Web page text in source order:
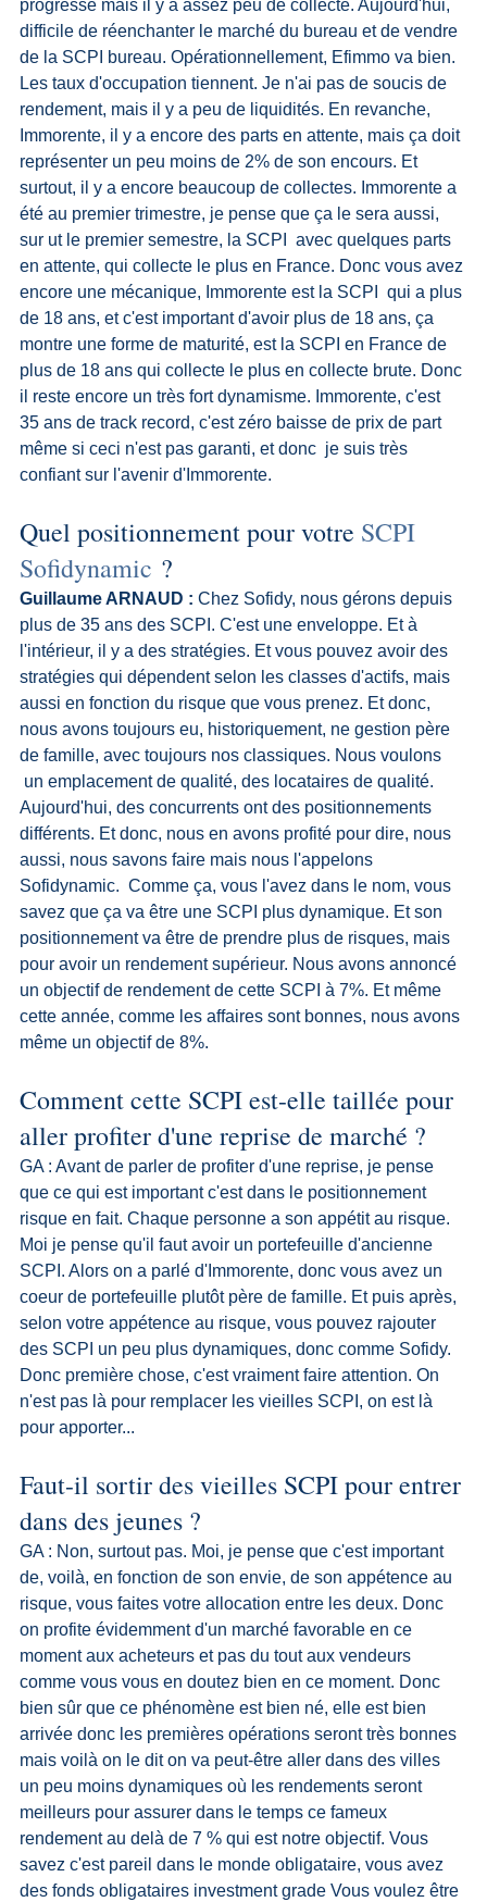
progressé mais il y a assez peu de collecte. Aujourd'hui,
difficile de réenchanter le marché du bureau et de vendre
de la SCPI bureau. Opérationnellement, Efimmo va bien.
Les taux d'occupation tiennent. Je n'ai pas de soucis de
rendement, mais il y a peu de liquidités. En revanche,
Immorente, il y a encore des parts en attente, mais ça doit
représenter un peu moins de 2% de son encours. Et
surtout, il y a encore beaucoup de collectes. Immorente a
été au premier trimestre, je pense que ça le sera aussi,
sur ut le premier semestre, la SCPI  avec quelques parts
en attente, qui collecte le plus en France. Donc vous avez
encore une mécanique, Immorente est la SCPI  qui a plus
de 18 ans, et c'est important d'avoir plus de 18 ans, ça
montre une forme de maturité, est la SCPI en France de
plus de 18 ans qui collecte le plus en collecte brute. Donc
il reste encore un très fort dynamisme. Immorente, c'est
35 ans de track record, c'est zéro baisse de prix de part
même si ceci n'est pas garanti, et donc  je suis très
confiant sur l'avenir d'Immorente.
Quel positionnement pour votre SCPI
Sofidynamic ?
Guillaume ARNAUD : Chez Sofidy, nous gérons depuis
plus de 35 ans des SCPI. C'est une enveloppe. Et à
l'intérieur, il y a des stratégies. Et vous pouvez avoir des
stratégies qui dépendent selon les classes d'actifs, mais
aussi en fonction du risque que vous prenez. Et donc,
nous avons toujours eu, historiquement, ne gestion père
de famille, avec toujours nos classiques. Nous voulons
un emplacement de qualité, des locataires de qualité.
Aujourd'hui, des concurrents ont des positionnements
différents. Et donc, nous en avons profité pour dire, nous
aussi, nous savons faire mais nous l'appelons
Sofidynamic.  Comme ça, vous l'avez dans le nom, vous
savez que ça va être une SCPI plus dynamique. Et son
positionnement va être de prendre plus de risques, mais
pour avoir un rendement supérieur. Nous avons annoncé
un objectif de rendement de cette SCPI à 7%. Et même
cette année, comme les affaires sont bonnes, nous avons
même un objectif de 8%.
Comment cette SCPI est-elle taillée pour
aller profiter d'une reprise de marché ?
GA : Avant de parler de profiter d'une reprise, je pense
que ce qui est important c'est dans le positionnement
risque en fait. Chaque personne a son appétit au risque.
Moi je pense qu'il faut avoir un portefeuille d'ancienne
SCPI. Alors on a parlé d'Immorente, donc vous avez un
coeur de portefeuille plutôt père de famille. Et puis après,
selon votre appétence au risque, vous pouvez rajouter
des SCPI un peu plus dynamiques, donc comme Sofidy.
Donc première chose, c'est vraiment faire attention. On
n'est pas là pour remplacer les vieilles SCPI, on est là
pour apporter...
Faut-il sortir des vieilles SCPI pour entrer
dans des jeunes ?
GA : Non, surtout pas. Moi, je pense que c'est important
de, voilà, en fonction de son envie, de son appétence au
risque, vous faites votre allocation entre les deux. Donc
on profite évidemment d'un marché favorable en ce
moment aux acheteurs et pas du tout aux vendeurs
comme vous vous en doutez bien en ce moment. Donc
bien sûr que ce phénomène est bien né, elle est bien
arrivée donc les premières opérations seront très bonnes
mais voilà on le dit on va peut-être aller dans des villes
un peu moins dynamiques où les rendements seront
meilleurs pour assurer dans le temps ce fameux
rendement au delà de 7 % qui est notre objectif. Vous
savez c'est pareil dans le monde obligataire, vous avez
des fonds obligataires investment grade Vous voulez être